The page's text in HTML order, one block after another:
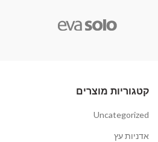
קטגוריות מוצרים
Uncategorized
אדניות עץ